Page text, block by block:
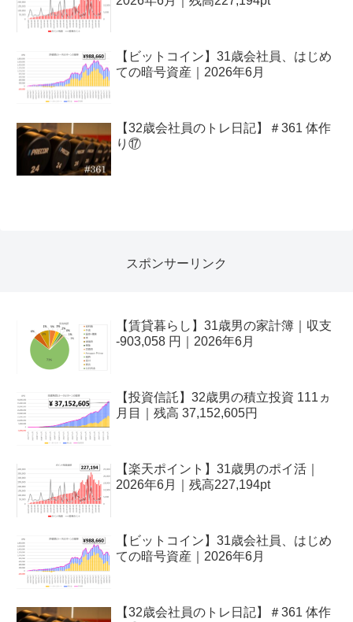
【ビットコイン】31歳会社員、はじめ
ての暗号資産｜2026年6月
【32歳会社員のトレ日記】＃361 体作
り⑰
スポンサーリンク
【賃貸暮らし】31歳男の家計簿｜収支
-903,058 円｜2026年6月
【投資信託】32歳男の積立投資 111ヵ
月目｜残高 37,152,605円
【楽天ポイント】31歳男のポイ活｜
2026年6月｜残高227,194pt
【ビットコイン】31歳会社員、はじめ
ての暗号資産｜2026年6月
【32歳会社員のトレ日記】＃361 体作